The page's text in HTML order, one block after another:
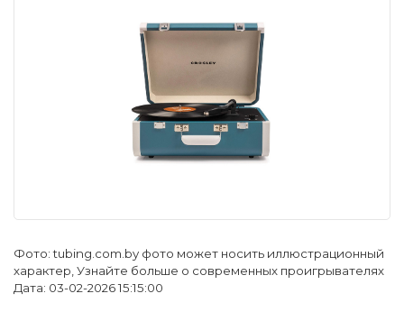
Фото: tubing.com.by фото может носить иллюстрационный
характер, Узнайте больше о современных проигрывателях
Дата: 03-02-2026 15:15:00